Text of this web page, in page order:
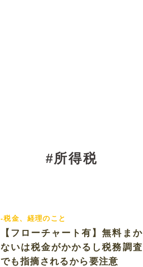
#所得税
-税金、経理のこと
【フローチャート有】無料まか
ないは税金がかかるし税務調査
でも指摘されるから要注意